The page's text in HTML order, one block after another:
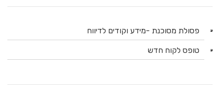
פסולת מסוכנת -מידע וקודים לדיווח
טופס לקוח חדש